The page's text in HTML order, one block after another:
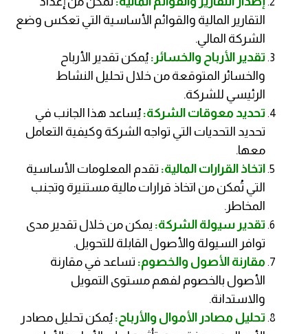
التقارير المالية والقوائم الأساسية التي تعكس وضع
الشركة المالي.
تقدير الأرباح والخسائر: يُمكن تقدير الأرباح
والخسائر المتوقعة من خلال تحليل النشاط
الرئيسي للشركة.
تحديد معوقات الشركة: يُساعد هذا الجانب في
تحديد التحديات التي تواجه الشركة وكيفية التعامل
معها.
اتخاذ القرارات المالية: تقدم المعلومات الأساسية
التي تُمكن من اتخاذ قرارات مالية مستنيرة وتجنب
المخاطر.
تقدير سيولة الشركة: يمكن من خلال تقدير مدى
توافر السيولة والأصول القابلة للتحويل.
مقارنة الأصول والخصوم: تساعد في مقارنة
الأصول بالخصوم لفهم مستوى التمويل
والاستدانة.
تحليل مصادر الأموال والأرباح: يُمكن تحليل مصادر